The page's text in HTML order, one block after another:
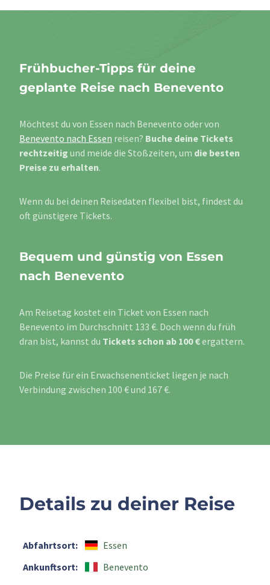
Frühbucher-Tipps für deine
geplante Reise nach Benevento
Möchtest du von Essen nach Benevento oder von
Benevento nach Essen reisen? Buche deine Tickets
rechtzeitig und meide die Stoßzeiten, um die besten
Preise zu erhalten.
Wenn du bei deinen Reisedaten flexibel bist, findest du
oft günstigere Tickets.
Bequem und günstig von Essen
nach Benevento
Am Reisetag kostet ein Ticket von Essen nach
Benevento im Durchschnitt 133 €. Doch wenn du früh
dran bist, kannst du Tickets schon ab 100 €ergattern.
Die Preise für ein Erwachsenenticket liegen je nach
Verbindung zwischen 100 € und 167 €.
Details zu deiner Reise
Abfahrtsort:
Essen
Ankunftsort:
Benevento